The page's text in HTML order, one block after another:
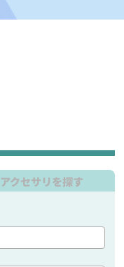
アクセサリを探す